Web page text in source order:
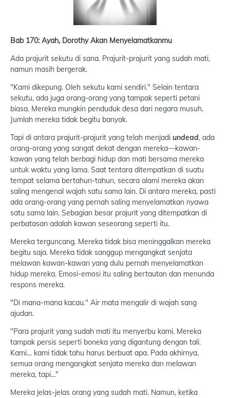
Bab 170: Ayah, Dorothy Akan Menyelamatkanmu
Ada prajurit sekutu di sana. Prajurit-prajurit yang sudah mati,
namun masih bergerak.
"Kami dikepung. Oleh sekutu kami sendiri." Selain tentara
sekutu, ada juga orang-orang yang tampak seperti petani
biasa. Mereka mungkin penduduk desa dari negara musuh.
Jumlah mereka tidak begitu banyak.
Tapi di antara prajurit-prajurit yang telah menjadi undead, ada
orang-orang yang sangat dekat dengan mereka—kawan-
kawan yang telah berbagi hidup dan mati bersama mereka
untuk waktu yang lama. Saat tentara ditempatkan di suatu
tempat selama bertahun-tahun, secara alami mereka akan
saling mengenal wajah satu sama lain. Di antara mereka, pasti
ada orang-orang yang pernah saling menyelamatkan nyawa
satu sama lain. Sebagian besar prajurit yang ditempatkan di
perbatasan adalah kawan seseorang seperti itu.
Mereka terguncang. Mereka tidak bisa meninggalkan mereka
begitu saja. Mereka tidak sanggup mengangkat senjata
melawan kawan-kawan yang dulu pernah menyelamatkan
hidup mereka. Emosi-emosi itu saling bertautan dan menunda
respons mereka.
"Di mana-mana kacau." Air mata mengalir di wajah sang
ajudan.
"Para prajurit yang sudah mati itu menyerbu kami. Mereka
tampak persis seperti boneka yang digantung dengan tali.
Kami… kami tidak tahu harus berbuat apa. Pada akhirnya,
semua orang mengangkat senjata mereka dan melawan
mereka, tapi..."
Mereka jelas-jelas orang yang sudah mati. Namun, ketika